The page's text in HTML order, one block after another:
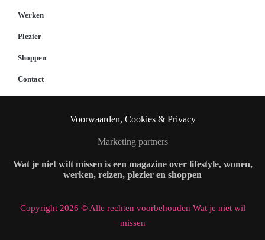
Werken
Plezier
Shoppen
Contact
Voorwaarden, Cookies & Privacy
Marketing partners
Wat je niet wilt missen is een magazine over lifestyle, wonen,
werken, reizen, plezier en shoppen
Copyright 2026 © Alle rechten voorbehouden Wat je niet wil
missen